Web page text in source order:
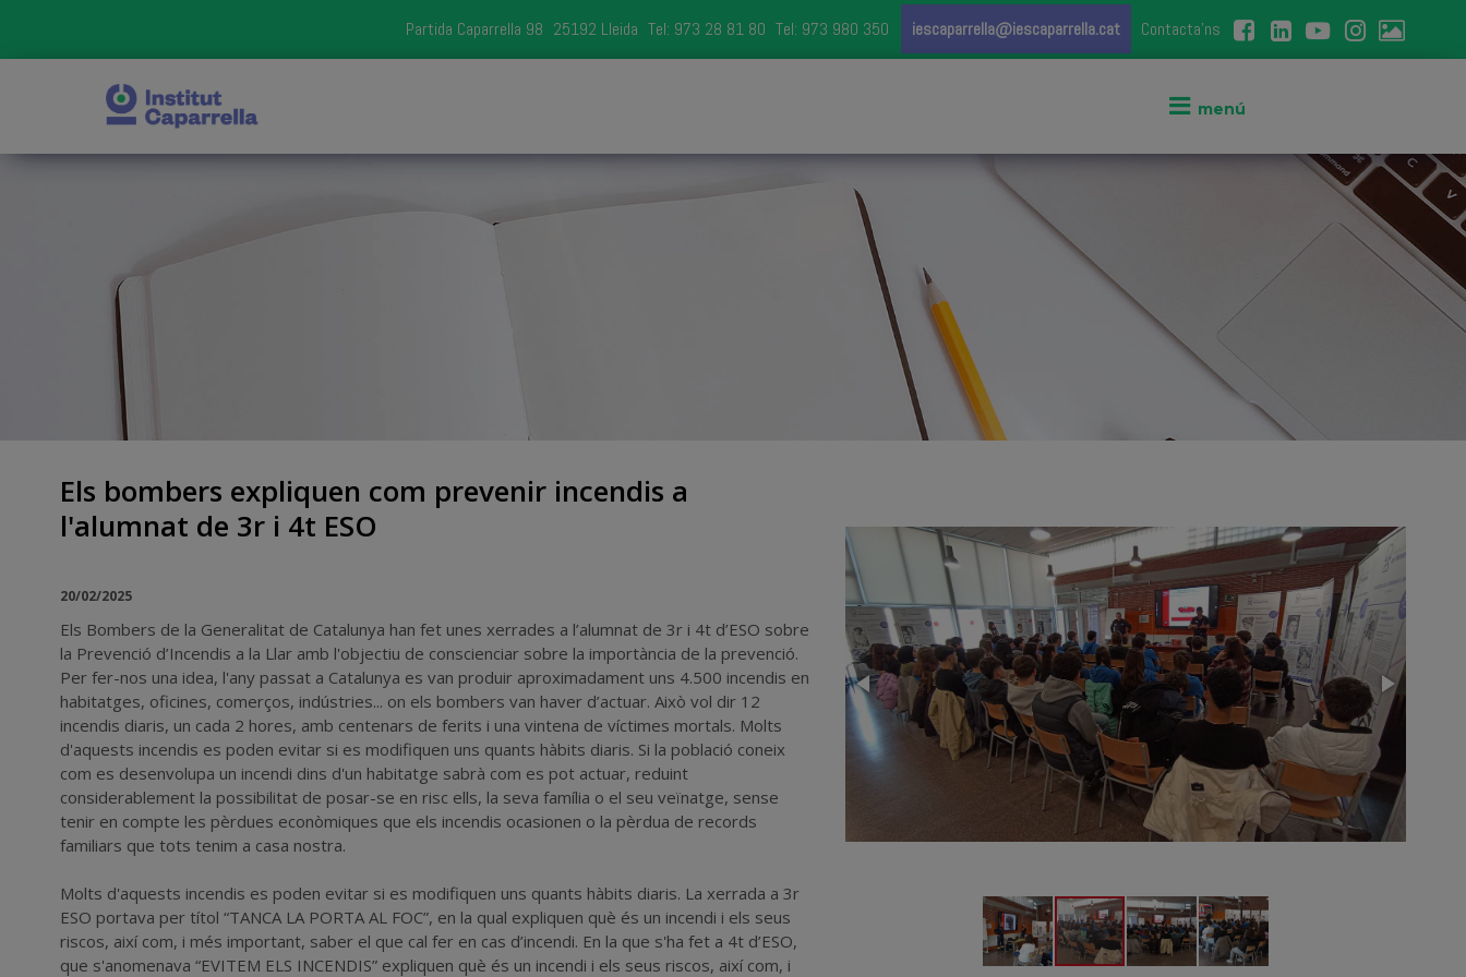
Partida Caparrella 98 25192 Lleida Tel: 973 28 81 80 Tel: 973 980 350 iescaparrella@iescaparrella.cat Contacta'ns
Els bombers expliquen com prevenir incendis a
l'alumnat de 3r i 4t ESO
20/02/2025
Els Bombers de la Generalitat de Catalunya han fet unes xerrades a l’alumnat de 3r i 4t d’ESO sobre
la Prevenció d’Incendis a la Llar amb l'objectiu de conscienciar sobre la importància de la prevenció.
Per fer-nos una idea, l'any passat a Catalunya es van produir aproximadament uns 4.500 incendis en
habitatges, oficines, comerços, indústries... on els bombers van haver d’actuar. Això vol dir 12
incendis diaris, un cada 2 hores, amb centenars de ferits i una vintena de víctimes mortals. Molts
d'aquests incendis es poden evitar si es modifiquen uns quants hàbits diaris. Si la població coneix
com es desenvolupa un incendi dins d'un habitatge sabrà com es pot actuar, reduint
considerablement la possibilitat de posar-se en risc ells, la seva família o el seu veïnatge, sense
tenir en compte les pèrdues econòmiques que els incendis ocasionen o la pèrdua de records
familiars que tots tenim a casa nostra.
Molts d'aquests incendis es poden evitar si es modifiquen uns quants hàbits diaris. La xerrada a 3r
ESO portava per títol “TANCA LA PORTA AL FOC”, en la qual expliquen què és un incendi i els seus
riscos, així com, i més important, saber el que cal fer en cas d’incendi. En la que s'ha fet a 4t d’ESO,
que s'anomenava “EVITEM ELS INCENDIS” expliquen què és un incendi i els seus riscos, així com, i